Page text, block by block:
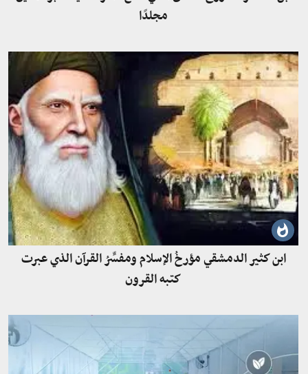
مجلدًا
ابن كثير الدمشقي مؤرخُ الإسلام ومفسِّرُ القرآن الذي عبرت
كتبه القرون